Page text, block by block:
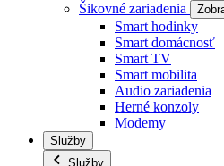
Šikovné zariadenia
Smart hodinky
Smart domácnosť
Smart TV
Smart mobilita
Audio zariadenia
Herné konzoly
Modemy
Služby
Služby